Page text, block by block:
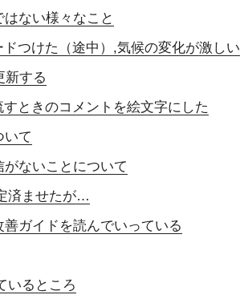
ない様々なこと
つけた（途中）,気候の変化が激しい
新する
ときのコメントを絵文字にした
いて
ないことについて
済ませたが…
善ガイドを読んでいっている
いるところ